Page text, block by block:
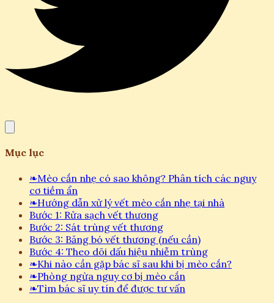
Mục lục
❧Mèo cắn nhẹ có sao không? Phân tích các nguy
cơ tiềm ẩn
❧Hướng dẫn xử lý vết mèo cắn nhẹ tại nhà
Bước 1: Rửa sạch vết thương
Bước 2: Sát trùng vết thương
Bước 3: Băng bó vết thương (nếu cần)
Bước 4: Theo dõi dấu hiệu nhiễm trùng
❧Khi nào cần gặp bác sĩ sau khi bị mèo cắn?
❧Phòng ngừa nguy cơ bị mèo cắn
❧Tìm bác sĩ uy tín để được tư vấn